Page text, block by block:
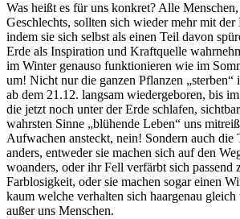
Was heißt es für uns konkret? Alle
Geschlechts, sollten sich wieder mehr mit
indem sie sich selbst als einen Teil davon
Erde als Inspiration und Kraftquelle
im Winter genauso funktionieren wie im
um! Nicht nur die ganzen Pflanzen „sterben“
ab dem 21.12. langsam wiedergeboren, bis
die jetzt noch unter der Erde schlafen,
wahrsten Sinne „blühende Leben“ uns
Aufwachen ansteckt, nein! Sondern auch die
anders, entweder sie machen sich auf den
woanders, oder ihr Fell verfärbt sich passend
Farblosigkeit, oder sie machen sogar einen
kaum welche verhalten sich haargenau
außer uns Menschen.